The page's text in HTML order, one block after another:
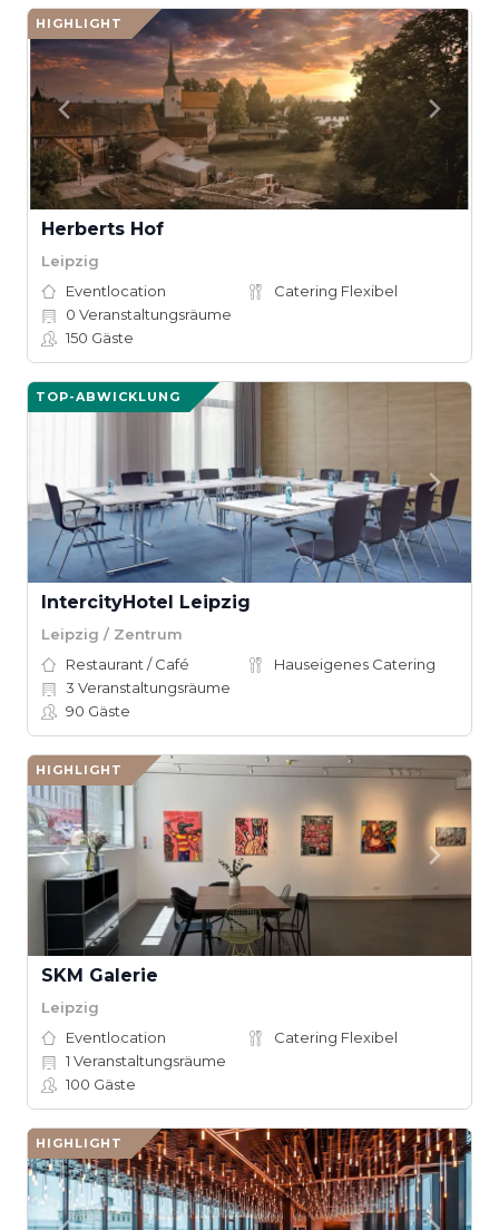
HIGHLIGHT
Herberts Hof
Leipzig
Eventlocation
Catering Flexibel
0 Veranstaltungsräume
150 Gäste
TOP-ABWICKLUNG
IntercityHotel Leipzig
Leipzig / Zentrum
Restaurant / Café
Hauseigenes Catering
3 Veranstaltungsräume
90 Gäste
HIGHLIGHT
SKM Galerie
Leipzig
Eventlocation
Catering Flexibel
1 Veranstaltungsräume
100 Gäste
HIGHLIGHT